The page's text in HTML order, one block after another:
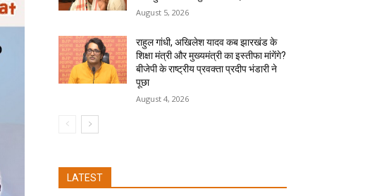
August 5, 2026
राहुल गांधी, अखिलेश यादव कब झारखंड के
शिक्षा मंत्री और मुख्यमंत्री का इस्तीफा मांगेंगे?
बीजेपी के राष्ट्रीय प्रवक्ता प्रदीप भंडारी ने
पूछा
August 4, 2026
LATEST